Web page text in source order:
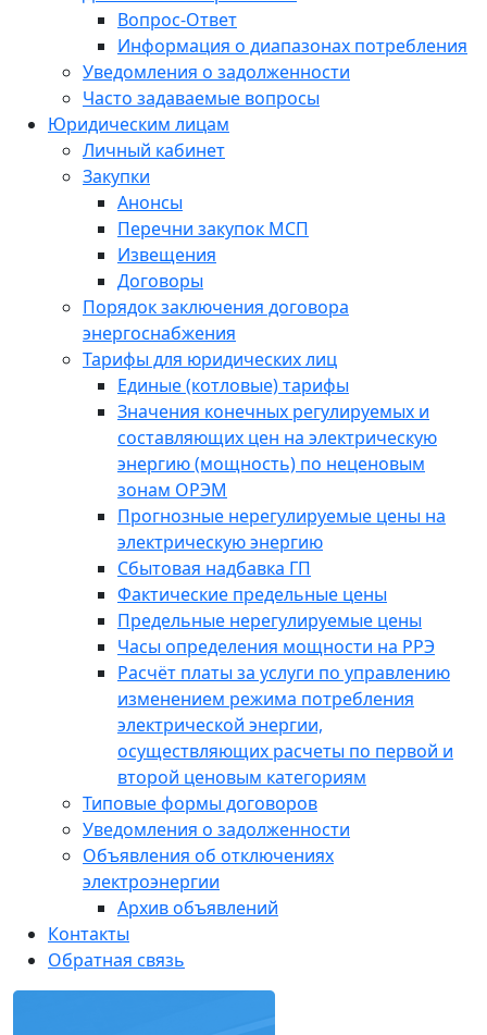
Вопрос-Ответ
Информация о диапазонах потребления
Уведомления о задолженности
Часто задаваемые вопросы
Юридическим лицам
Личный кабинет
Закупки
Анонсы
Перечни закупок МСП
Извещения
Договоры
Порядок заключения договора
энергоснабжения
Тарифы для юридических лиц
Единые (котловые) тарифы
Значения конечных регулируемых и
составляющих цен на электрическую
энергию (мощность) по неценовым
зонам ОРЭМ
Прогнозные нерегулируемые цены на
электрическую энергию
Сбытовая надбавка ГП
Фактические предельные цены
Предельные нерегулируемые цены
Часы определения мощности на РРЭ
Расчёт платы за услуги по управлению
изменением режима потребления
электрической энергии,
осуществляющих расчеты по первой и
второй ценовым категориям
Типовые формы договоров
Уведомления о задолженности
Объявления об отключениях
электроэнергии
Архив объявлений
Контакты
Обратная связь